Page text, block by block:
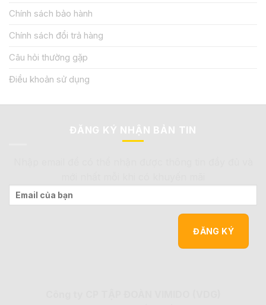
Chính sách bảo hành
Chính sách đổi trả hàng
Câu hỏi thường gặp
Điều khoản sử dụng
ĐĂNG KÝ NHẬN BẢN TIN